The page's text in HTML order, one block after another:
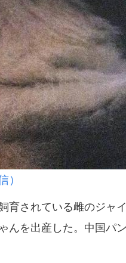
）
育されている雌のジャ
んを出産した。中国パ